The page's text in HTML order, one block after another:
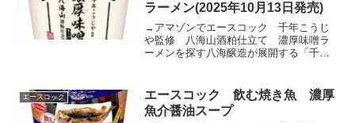
ラーメン(2025年10月13日発売)
→アマゾンでエースコック 千年こうじ
や監修 八海山酒粕仕立て 濃厚味噌ラ
ーメンを探す八海醸造が展開する「千年
と滑らかさを併せ持った太めんです。め
んに適度な味付けを行い、...
エースコック
エースコック 飲む焼き魚 濃厚
魚介醤油スープ